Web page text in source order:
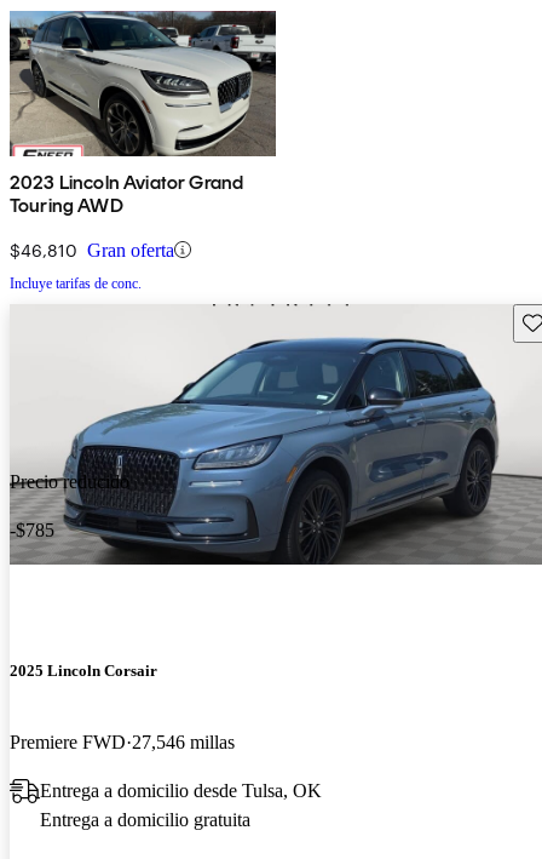
2023 Lincoln Aviator Grand
Touring AWD
$46,810 Gran oferta
Incluye tarifas de conc.
Precio reducido
-$785
2025 Lincoln Corsair
Premiere FWD 27,546 millas
Entrega a domicilio desde Tulsa, OK
Entrega a domicilio gratuita